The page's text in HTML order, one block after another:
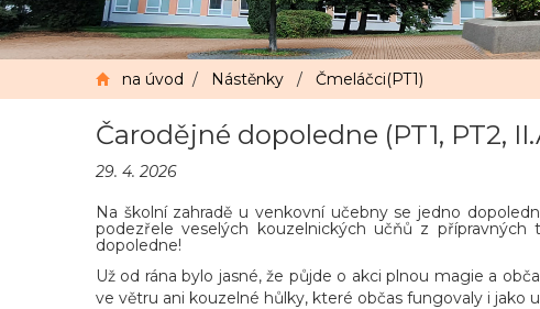
na úvod / Nástěnky / Čmeláčci(PT1)
Čarodějné dopoledne (PT1, PT2,
29. 4. 2026
Na školní zahradě u venkovní učebny se jedno
podezřele veselých kouzelnických učňů z
dopoledne!
Už od rána bylo jasné, že půjde o akci plnou magie a
ve větru ani kouzelné hůlky, které občas fungovaly i jako